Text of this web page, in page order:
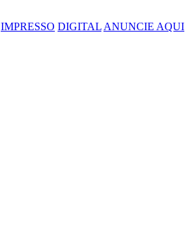
IMPRESSO DIGITAL ANUNCIE AQUI